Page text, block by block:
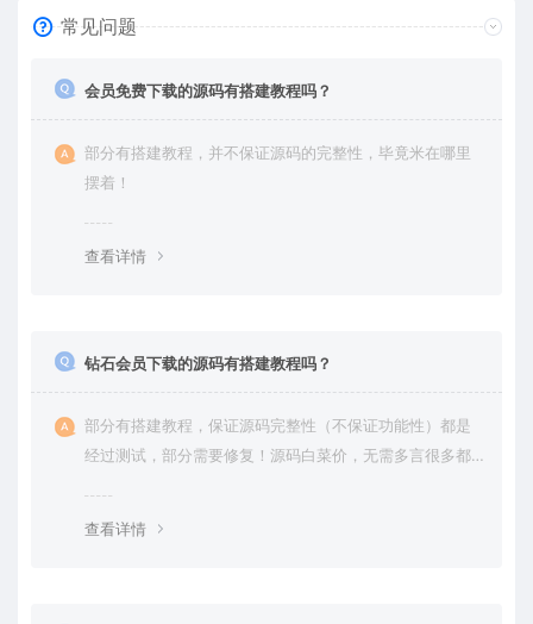
常见问题
会员免费下载的源码有搭建教程吗？
部分有搭建教程，并不保证源码的完整性，毕竟米在哪里
摆着！
查看详情
钻石会员下载的源码有搭建教程吗？
部分有搭建教程，保证源码完整性（不保证功能性）都是
经过测试，部分需要修复！源码白菜价，无需多言很多都
查看详情